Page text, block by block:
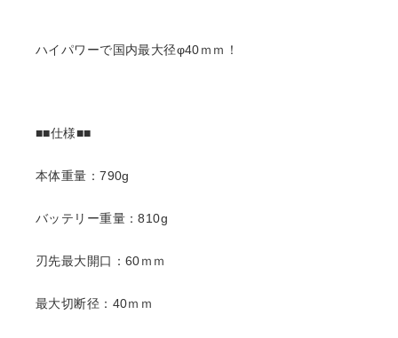
ハイパワーで国内最大径φ40ｍｍ！
■■仕様■■
本体重量：790g
バッテリー重量：810g
刃先最大開口：60ｍｍ
最大切断径：40ｍｍ